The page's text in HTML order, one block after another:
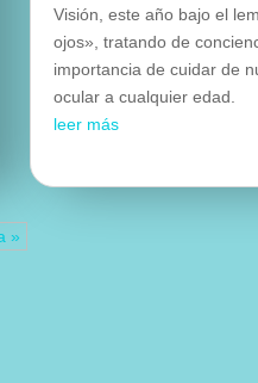
Visión, este año bajo el
ojos», tratando de
importancia de cuidar de
ocular a cualquier edad.
leer más
»